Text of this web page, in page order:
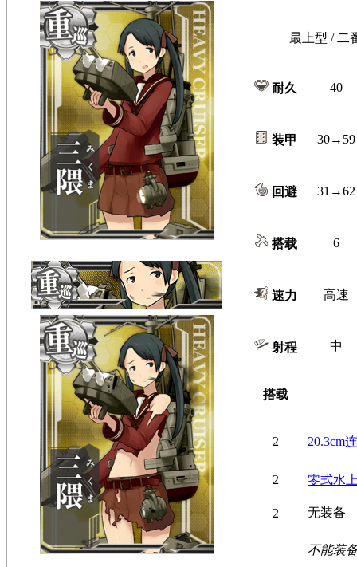
最上型 / 二
耐久 40
装甲 30→59
回避 31→62
搭载 6
速力 高速
射程 中
搭载
2 20.3cm
2 零式水
2 无装备
不能装